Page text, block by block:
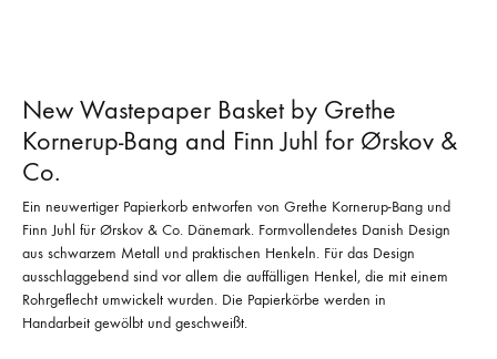
New Wastepaper Basket by Grethe
Kornerup-Bang and Finn Juhl for Ørskov &
Co.
Ein neuwertiger Papierkorb entworfen von Grethe Kornerup-Bang und
Finn Juhl für Ørskov & Co. Dänemark. Formvollendetes Danish Design
aus schwarzem Metall und praktischen Henkeln. Für das Design
ausschlaggebend sind vor allem die auffälligen Henkel, die mit einem
Rohrgeflecht umwickelt wurden. Die Papierkörbe werden in
Handarbeit gewölbt und geschweißt.